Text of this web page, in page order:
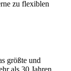
zu flexiblen
größte und